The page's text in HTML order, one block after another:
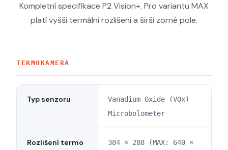
Kompletní specifikace P2 Vision+. Pro variantu MAX
platí vyšší termální rozlišení a širší zorné pole.
TERMOKAMERA
Typ senzoru
Vanadium Oxide (VOx)
Microbolometer
Rozlišení termo
384 × 288 (MAX: 640 ×